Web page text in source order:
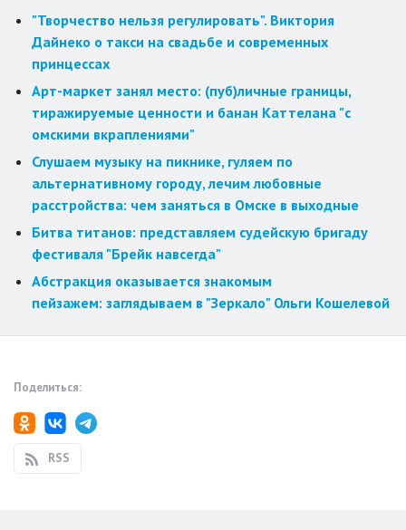
"Творчество нельзя регулировать". Виктория
Дайнеко о такси на свадьбе и современных
принцессах
Арт-маркет занял место: (пуб)личные границы,
тиражируемые ценности и банан Каттелана "с
омскими вкраплениями"
Слушаем музыку на пикнике, гуляем по
альтернативному городу, лечим любовные
расстройства: чем заняться в Омске в выходные
Битва титанов: представляем судейскую бригаду
фестиваля "Брейк навсегда"
Абстракция оказывается знакомым
пейзажем: заглядываем в "Зеркало" Ольги Кошелевой
Поделиться:
RSS